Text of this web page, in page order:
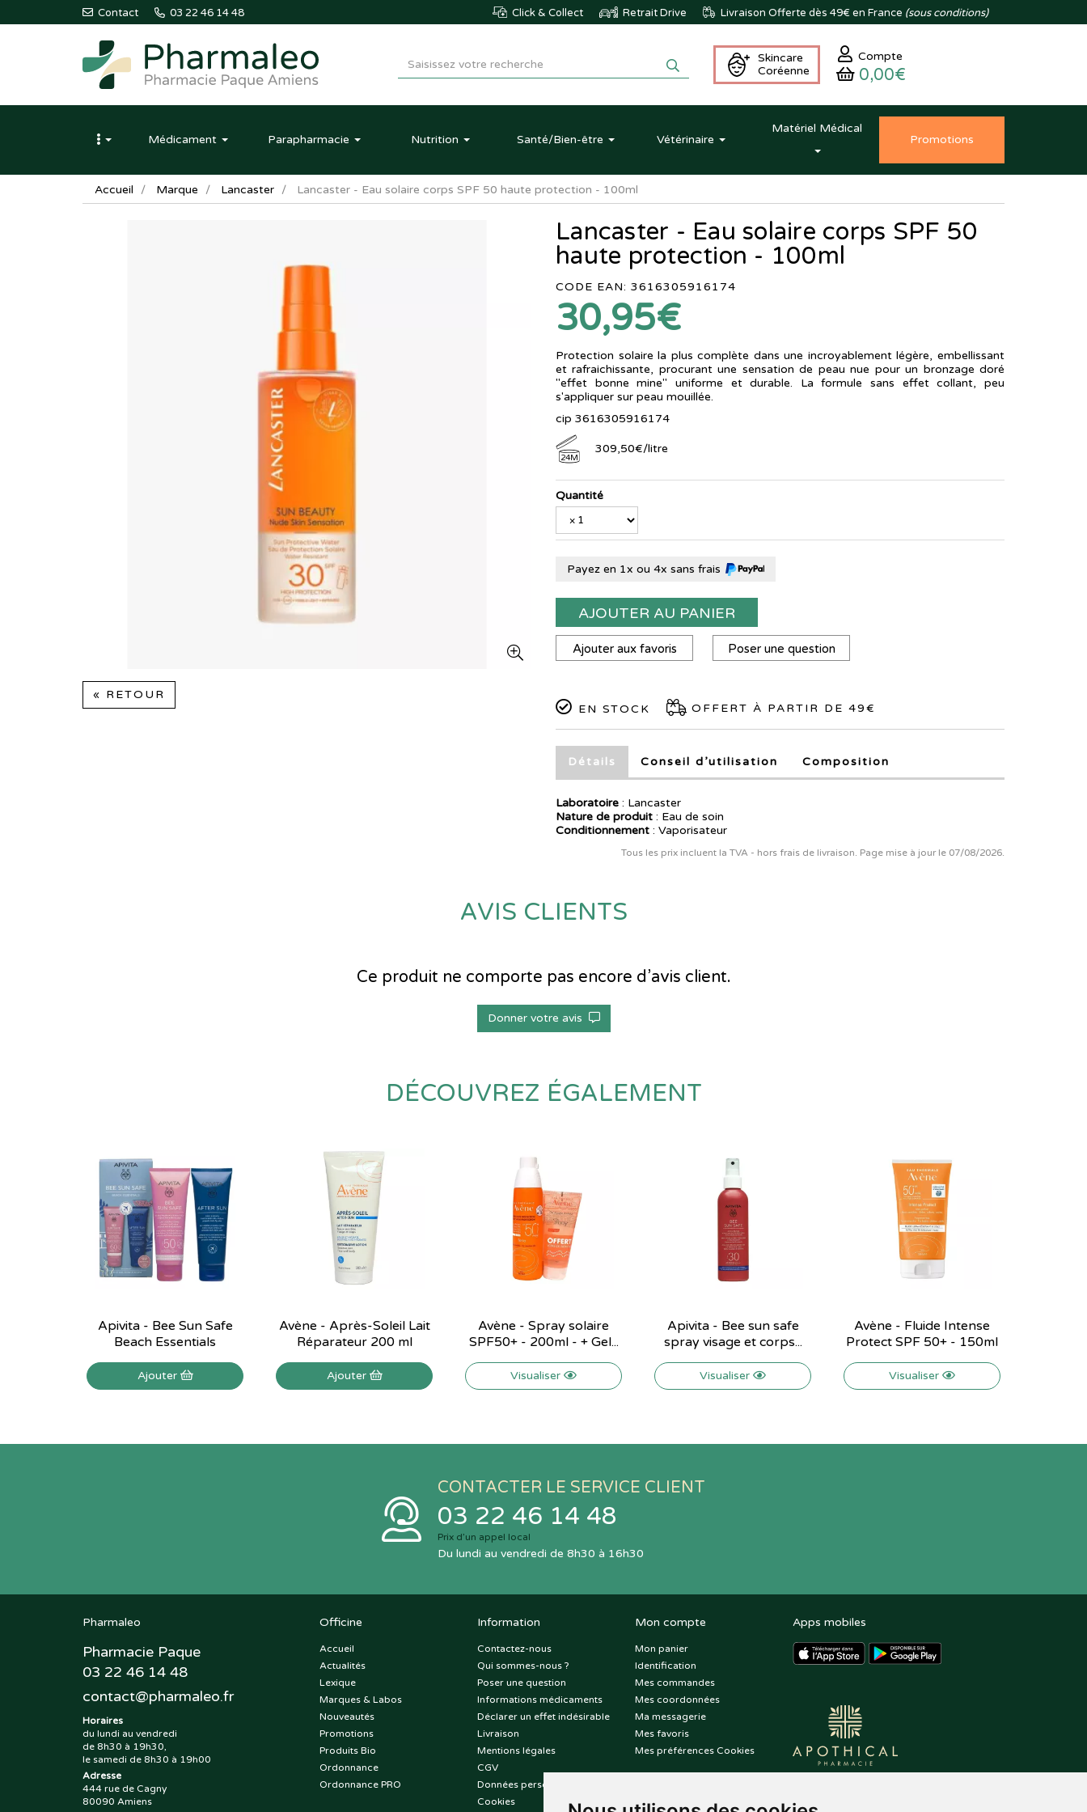
Contact 03 22 46 14 48 Click & Collect Retrait Drive Livraison Offerte dès 49€ en France (sous conditions)
Pharmaleo
Pharmacie
Paque
Amiens
Skincare
Coréenne
Compte
0,00€
Médicament Parapharmacie Nutrition Santé/Bien-être Vétérinaire
Matériel Médical
Promotions
Accueil Marque Lancaster Lancaster - Eau solaire corps SPF 50 haute protection - 100ml
« RETOUR
Lancaster - Eau solaire corps SPF 50
haute protection - 100ml
CODE EAN: 3616305916174
30,95€
Protection solaire la plus complète dans une incroyablement légère, embellissant
et rafraichissante, procurant une sensation de peau nue pour un bronzage doré
"effet bonne mine" uniforme et durable. La formule sans effet collant, peu
s'appliquer sur peau mouillée.
cip 3616305916174
24M
309,50€/litre
Quantité
Payez en 1x ou 4x sans frais
AJOUTER AU PANIER
Ajouter aux favoris Poser une question
EN STOCK OFFERT À PARTIR DE 49€
Détails Conseil d’utilisation Composition
Laboratoire : Lancaster
Nature de produit : Eau de soin
Conditionnement : Vaporisateur
Tous les prix incluent la TVA - hors frais de livraison. Page mise à jour le 07/08/2026.
AVIS CLIENTS
Ce produit ne comporte pas encore d’avis client.
Donner votre avis
DÉCOUVREZ ÉGALEMENT
Apivita - Bee Sun Safe
Beach Essentials
Ajouter
Avène - Après-Soleil Lait
Réparateur 200 ml
Ajouter
Avène - Spray solaire
SPF50+ - 200ml - + Gel...
Visualiser
Apivita - Bee sun safe
spray visage et corps...
Visualiser
Avène - Fluide Intense
Protect SPF 50+ - 150ml
Visualiser
CONTACTER LE SERVICE CLIENT
03 22 46 14 48
Prix d’un appel local
Du lundi au vendredi de 8h30 à 16h30
Pharmaleo
Pharmacie Paque
03 22 46 14 48
contact@pharmaleo.fr
Horaires
du lundi au vendredi
de 8h30 à 19h30,
le samedi de 8h30 à 19h00
Adresse
444 rue de Cagny
80090 Amiens
Officine
Accueil
Actualités
Lexique
Marques & Labos
Nouveautés
Promotions
Produits Bio
Ordonnance
Ordonnance PRO
Information
Contactez-nous
Qui sommes-nous ?
Poser une question
Informations médicaments
Déclarer un effet indésirable
Livraison
Mentions légales
CGV
Données personnelles
Cookies
Mon compte
Mon panier
Identification
Mes commandes
Mes coordonnées
Ma messagerie
Mes favoris
Mes préférences Cookies
Apps mobiles